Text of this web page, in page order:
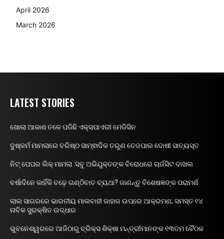
April 2026
March 2026
LATEST STORIES
ଖୋଲା ଆକାଶ ତଳେ ପଡିଛି ଏକ୍ସପାଏରୀ ମେଡିସିନ
ଦୁଷ୍କର୍ମ ମାମଲାରେ ବରିଷ୍ଠ ସାମ୍ଵାଦିକ ତରୁଣ ତେଜପାଲ ଦୋଷୀ ସାବ୍ୟସ୍ତ
ନିଟ୍ ପେପର ଲିକ୍ ମାମଲା :ସବୁ ଅଭିଯୁକ୍ତଙ୍କ ବିରୋଧରେ ଚାର୍ଜସିଟ ଦାଖଲ
ବର୍ଷାଦିନେ କାହିଁକି ବଢ଼େ ଗଣ୍ଠିବାତ ବ୍ୟଥା? ଜାଣନ୍ତୁ ବିଶେଷଜ୍ଞଙ୍କ ପରାମର୍ଶ
ଲାଲ ସାଗରରେ ଭାରତୀୟ ମାଲବାହୀ ଜାହାଜ ଉପରେ ଆକ୍ରମଣ; ସମସ୍ତ ୧୪
ନାବିକ ସୁରକ୍ଷିତ ଉଦ୍ଧାର
ଭୁବନେଶ୍ୱରରେ ଆଜିଠାରୁ ବ୍ରିକ୍ସ ଶିକ୍ଷା ମନ୍ତ୍ରୀମାନଙ୍କ ୧୩ତମ ବୈଠକ